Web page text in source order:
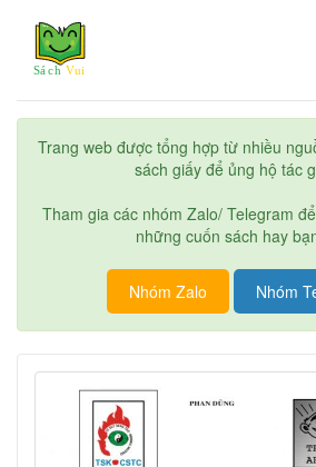
Trang web được tổng hợp từ nhiều
sách giấy để ủng hộ tác
Tham gia các nhóm Zalo/ Telegram
những cuốn sách hay
Nhóm Zalo Nhóm